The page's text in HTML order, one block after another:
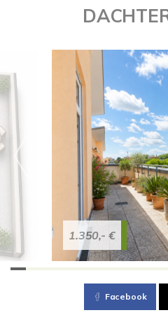
1.350,- €
Facebook